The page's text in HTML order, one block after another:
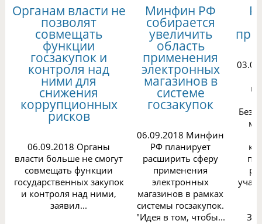
Органам власти не
позволят
совмещать
функции
госзакупок и
контроля над
ними для
снижения
коррупционных
рисков
06.09.2018 Органы
власти больше не смогут
совмещать функции
государственных закупок
и контроля над ними,
заявил...
Минфин РФ
собирается
увеличить
область
применения
электронных
магазинов в
системе
госзакупок
06.09.2018 Минфин
РФ планирует
расширить сферу
применения
электронных
магазинов в рамках
системы госзакупок.
"Идея в том, чтобы...